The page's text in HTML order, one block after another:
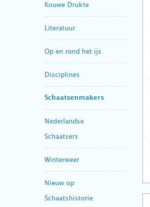
Kouwe Drukte
Literatuur
Op en rond het ijs
Disciplines
Schaatsenmakers
Nederlandse
Schaatsers
Winterweer
Nieuw op
Schaatshistorie